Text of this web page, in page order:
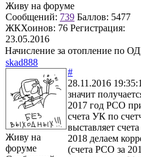
Живу на форуме
Сообщений: 739 Баллов: 5477
ЖКХоинов: 76 Регистрация:
23.05.2016
Начисление за отопление по
skad888
Живу на
форуме
#
28.11.2016
значит
2017 год РСО
счета УК по
выставляет
2018 делаем
(счета РСО за